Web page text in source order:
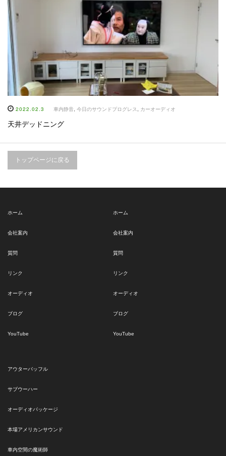
2022.02.3 車内静音 今日のサウンドプログレス カーオーディオ
天井デッドニング
トップページに戻る
ホーム
会社案内
質問
リンク
オーディオ
ブログ
YouTube
ホーム
会社案内
質問
リンク
オーディオ
ブログ
YouTube
アウターバッフル
サブウーハー
オーディオパッケージ
本場アメリカンサウンド
車内空間の魔術師